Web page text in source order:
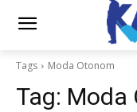
Tags Moda Otonom
Tag: Moda